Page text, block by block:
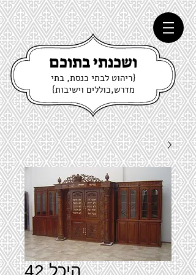
ושכנתי בתוכם
{ריהוט לבתי כנסת, בתי
מדרש,כוללים וישיבות}
היכל 42